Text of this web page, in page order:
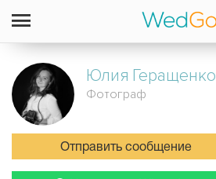
Юлия Геращенко
Фотограф
Отправить сообщение